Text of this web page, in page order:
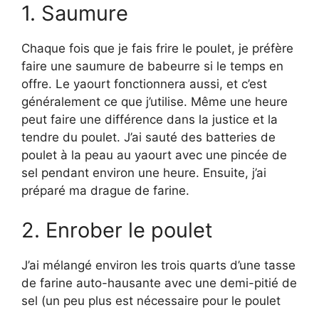
1. Saumure
Chaque fois que je fais frire le poulet, je préfère
faire une saumure de babeurre si le temps en
offre. Le yaourt fonctionnera aussi, et c’est
généralement ce que j’utilise. Même une heure
peut faire une différence dans la justice et la
tendre du poulet. J’ai sauté des batteries de
poulet à la peau au yaourt avec une pincée de
sel pendant environ une heure. Ensuite, j’ai
préparé ma drague de farine.
2. Enrober le poulet
J’ai mélangé environ les trois quarts d’une tasse
de farine auto-hausante avec une demi-pitié de
sel (un peu plus est nécessaire pour le poulet